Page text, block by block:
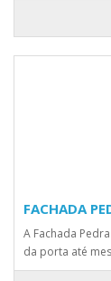
FACHADA
A Fachada
da porta até